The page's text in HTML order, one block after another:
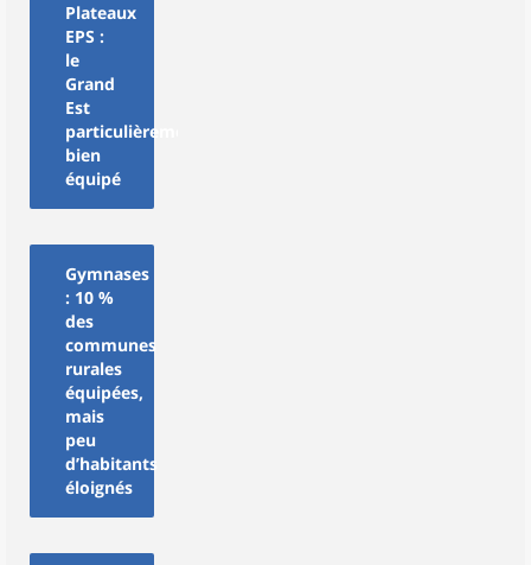
Plateaux
EPS :
le
Grand
Est
particulièrement
bien
équipé
Gymnases
: 10 %
des
communes
rurales
équipées,
mais
peu
d’habitants
éloignés